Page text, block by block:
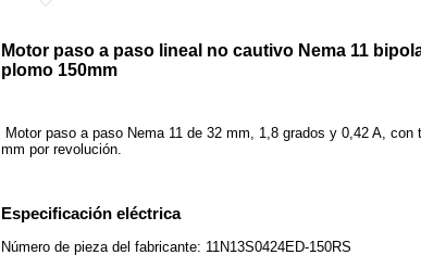
Motor paso a paso lineal no cautivo Nema 11
plomo 150mm
Motor paso a paso Nema 11 de 32 mm, 1,8 grados y 0,42 A,
mm por revolución.
Especificación eléctrica
Número de pieza del fabricante: 11N13S0424ED-150RS